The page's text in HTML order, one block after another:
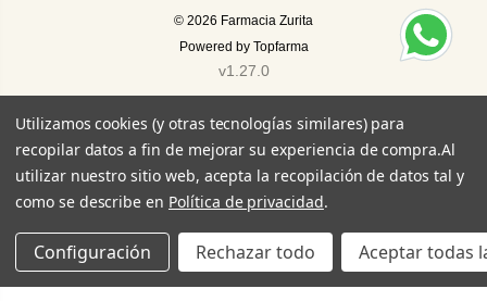
© 2026 Farmacia Zurita
Powered by Topfarma
v1.27.0
Utilizamos cookies (y otras tecnologías similares) para
recopilar datos a fin de mejorar su experiencia de compra.Al
utilizar nuestro sitio web, acepta la recopilación de datos tal y
como se describe en Política de privacidad.
Configuración Rechazar todo Aceptar todas